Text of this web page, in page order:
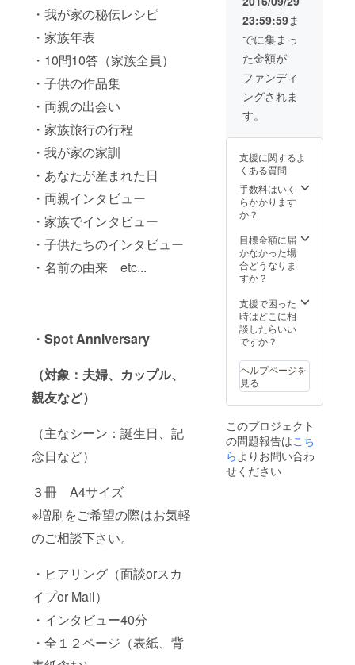
・我が家の秘伝レシピ
・家族年表
・10問10答（家族全員）
・子供の作品集
・両親の出会い
・家族旅行の行程
・我が家の家訓
・あなたが産まれた日
・両親インタビュー
・家族でインタビュー
・子供たちのインタビュー
・名前の由来 etc...
・ Spot Anniversary
（対象：夫婦、カップル、
親友など）
（主なシーン：誕生日、記
念日など）
３冊 A4サイズ
※増刷をご希望の際はお気軽
のご相談下さい。
・ヒアリング（面談orスカ
イプor Mail）
・インタビュー40分
・全１２ページ（表紙、背
ビュー
又はご
あれば
交通費
頂き、
きま
す。
店舗名
記載又
はフ
リー
ペー
パー内
に大切
の言葉
やメッ
セージ
を記載
（140文
字以
内以外
でご利
用の方
でのイ
ンタ
ビュー
又はご
あれば
交通費
を別途
頂き、
せて頂
きま
す。
として
載せれ
る権利
・Spot
Voiceイ
ベント
（都内
近郊）
名様
23:59:59ま
でに集まっ
た金額が
ファンディ
ングされま
す。
支援に関するよ
くある質問
手数料はいく
らかかります
か？
目標金額に届
かなかった場
合どうなりま
すか？
支援で困った
時はどこに相
談したらいい
ですか？
ヘルプページを
見る
このプロジェクト
の問題報告はこち
らよりお問い合わ
せください